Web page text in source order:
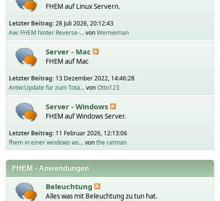
FHEM auf Linux Servern.
Letzter Beitrag:28 Juli 2026, 20:12:43
Aw: FHEM hinter Reverse-...vonWernieman
Server - Mac
FHEM auf Mac
Letzter Beitrag: 13 Dezember 2022, 14:46:28
Antw:Update für zum Tota...vonOtto123
Server - Windows
FHEM auf Windows Server.
Letzter Beitrag: 11 Februar 2026, 12:13:06
fhem in einer windows ws...vonthe ratman
FHEM - Anwendungen
Beleuchtung
Alles was mit Beleuchtung zu tun hat.